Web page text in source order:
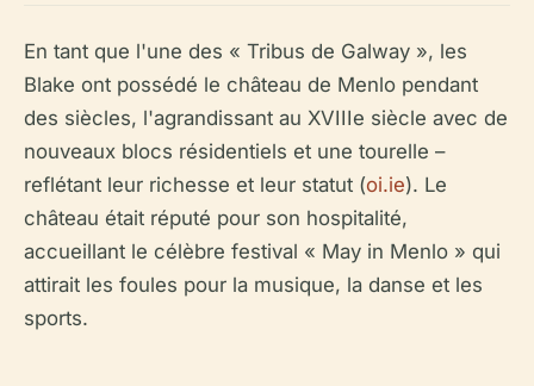
En tant que l'une des « Tribus de Galway », les
Blake ont possédé le château de Menlo pendant
des siècles, l'agrandissant au XVIIIe siècle avec de
nouveaux blocs résidentiels et une tourelle –
reflétant leur richesse et leur statut (oi.ie). Le
château était réputé pour son hospitalité,
accueillant le célèbre festival « May in Menlo » qui
attirait les foules pour la musique, la danse et les
sports.